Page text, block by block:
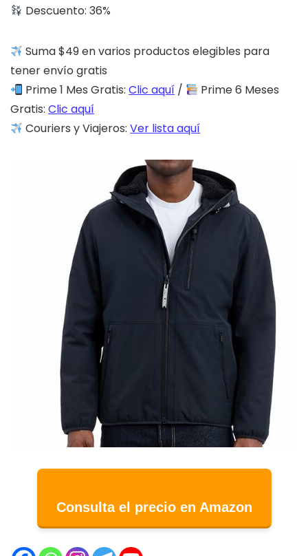
Descuento: 36%
Suma $49 en varios productos elegibles para
tener envío gratis
Prime 1 Mes Gratis:Clic aquí /
Prime 6 Meses
Gratis: Clic aquí
Couriers y Viajeros:Ver lista aquí
Consulta el precio en Amazon